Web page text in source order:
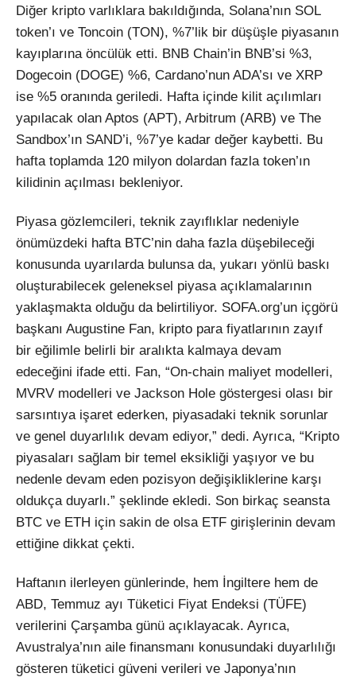
Diğer kripto varlıklara bakıldığında, Solana’nın SOL
token’ı ve Toncoin (TON), %7’lik bir düşüşle piyasanın
kayıplarına öncülük etti. BNB Chain’in BNB’si %3,
Dogecoin (DOGE) %6, Cardano’nun ADA’sı ve XRP
ise %5 oranında geriledi. Hafta içinde kilit açılımları
yapılacak olan Aptos (APT), Arbitrum (ARB) ve The
Sandbox’ın SAND’i, %7’ye kadar değer kaybetti. Bu
hafta toplamda 120 milyon dolardan fazla token’ın
kilidinin açılması bekleniyor.
Piyasa gözlemcileri, teknik zayıflıklar nedeniyle
önümüzdeki hafta BTC’nin daha fazla düşebileceği
konusunda uyarılarda bulunsa da, yukarı yönlü baskı
oluşturabilecek geleneksel piyasa açıklamalarının
yaklaşmakta olduğu da belirtiliyor. SOFA.org’un içgörü
başkanı Augustine Fan, kripto para fiyatlarının zayıf
bir eğilimle belirli bir aralıkta kalmaya devam
edeceğini ifade etti. Fan, “On-chain maliyet modelleri,
MVRV modelleri ve Jackson Hole göstergesi olası bir
sarsıntıya işaret ederken, piyasadaki teknik sorunlar
ve genel duyarlılık devam ediyor,” dedi. Ayrıca, “Kripto
piyasaları sağlam bir temel eksikliği yaşıyor ve bu
nedenle devam eden pozisyon değişikliklerine karşı
oldukça duyarlı.” şeklinde ekledi. Son birkaç seansta
BTC ve ETH için sakin de olsa ETF girişlerinin devam
ettiğine dikkat çekti.
Haftanın ilerleyen günlerinde, hem İngiltere hem de
ABD, Temmuz ayı Tüketici Fiyat Endeksi (TÜFE)
verilerini Çarşamba günü açıklayacak. Ayrıca,
Avustralya’nın aile finansmanı konusundaki duyarlılığı
gösteren tüketici güveni verileri ve Japonya’nın